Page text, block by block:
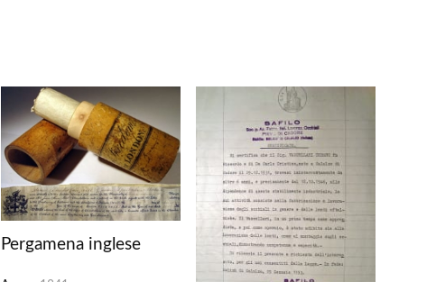
Pergamena inglese